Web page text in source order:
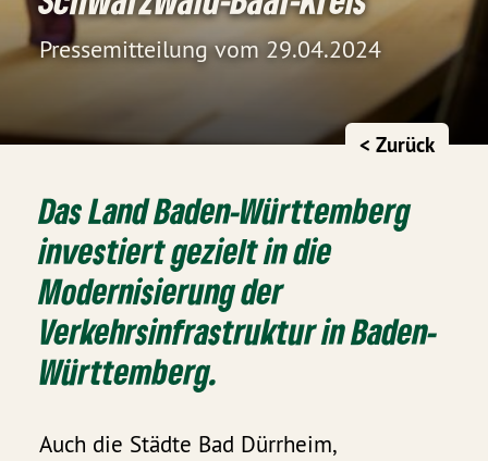
Pressemitteilung vom 29.04.2024
< Zurück
Das Land Baden-Württemberg
investiert gezielt in die
Modernisierung der
Verkehrsinfrastruktur in Baden-
Württemberg.
Auch die Städte Bad Dürrheim,